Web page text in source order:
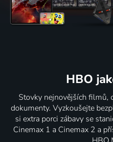
HBO
Stovky nejnovějších filmů,
dokumenty. Vyzkoušejte
si extra porci zábavy se
Cinemax 1 a Cinemax 2 a